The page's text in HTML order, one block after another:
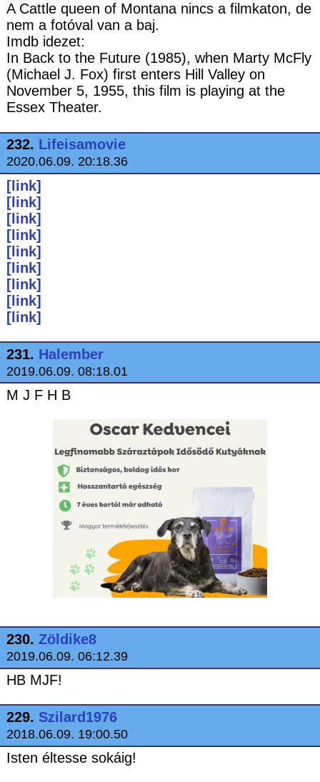
A Cattle queen of Montana nincs a filmkaton, de
nem a fotóval van a baj.
Imdb idezet:
In Back to the Future (1985), when Marty McFly
(Michael J. Fox) first enters Hill Valley on
November 5, 1955, this film is playing at the
Essex Theater.
232. Lifeisamovie
2020.06.09. 20:18.36
[link]
[link]
[link]
[link]
[link]
[link]
[link]
[link]
[link]
231. Halember
2019.06.09. 08:18.01
M J F H B
230. Zöldike8
2019.06.09. 06:12.39
HB MJF!
229. Szilard1976
2018.06.09. 19:00.50
Isten éltesse sokáig!